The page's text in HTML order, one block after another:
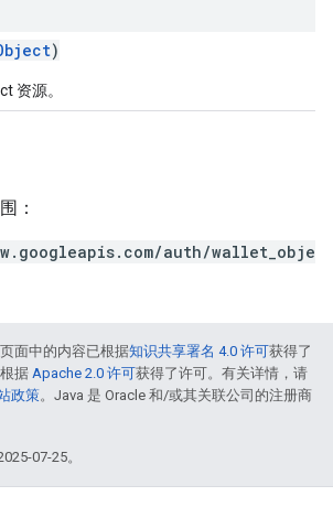
)
资源。
：
auth/wallet_obje
面中的内容已根据知识共享署名 4.0 许可获得了
据 Apache 2.0 许可获得了许可。有关详情，请
政策。Java 是 Oracle 和/或其关联公司的注册商
07-25。